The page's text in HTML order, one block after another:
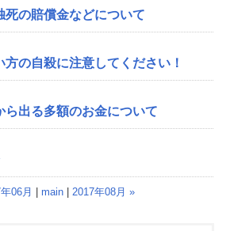
死の賠償金などについて
の自殺に注意してください！
ら出る多額のお金について
06月 main 2017年08月 »